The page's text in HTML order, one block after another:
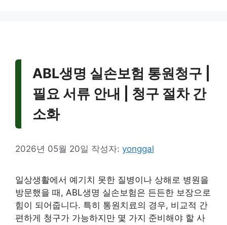
ABL생명 실손보험 통원청구 |
필요 서류 안내 | 청구 절차 간
소화
2026년 05월 20일 작성자: yonggal
일상생활에서 예기치 못한 질병이나 상해로 병원을
방문했을 때, ABL생명 실손보험은 든든한 보장으로
힘이 되어줍니다. 특히 통원치료의 경우, 비교적 간
편하게 청구가 가능하지만 몇 가지 준비해야 할 사